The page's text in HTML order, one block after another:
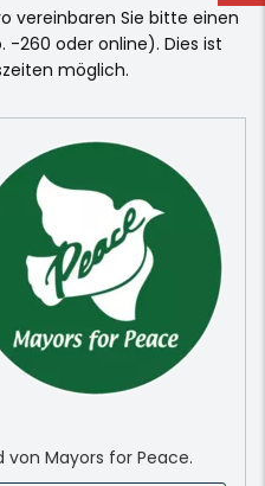
vereinbaren Sie bitte einen
-260 oder online). Dies ist
möglich.
Mayors for Peace.